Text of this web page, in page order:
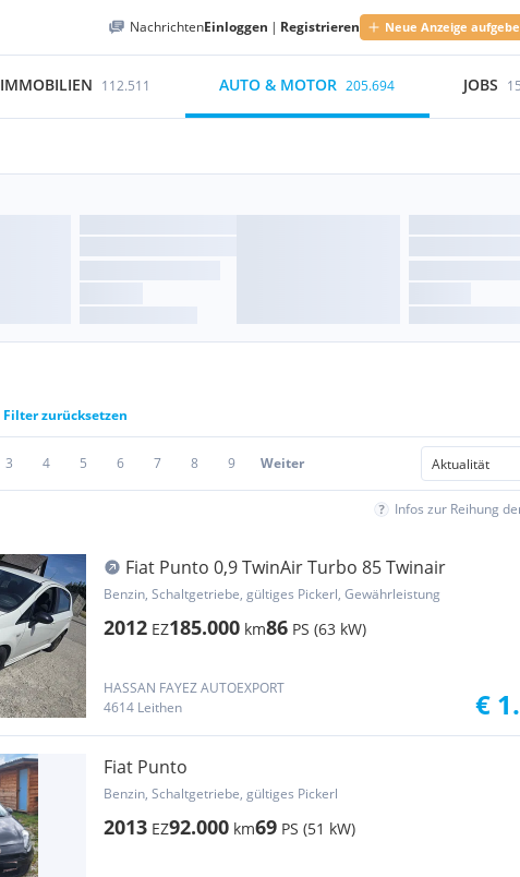
NachrichtenEinloggen | Registrieren Neue Anzeige
IMMOBILIEN 112.511 AUTO & MOTOR 205.694 JOBS
Filter zurücksetzen
3 4 5 6 7 8 9 Weiter
Infos zur Reihung
Fiat Punto 0,9 TwinAir Turbo 85 Twinair
Benzin, Schaltgetriebe, gültiges Pickerl, Gewährleistung
2012 EZ185.000 km86 PS (63 kW)
HASSAN FAYEZ AUTOEXPORT
4614 Leithen
€
Fiat Punto
Benzin, Schaltgetriebe, gültiges Pickerl
2013 EZ92.000 km69 PS (51 kW)